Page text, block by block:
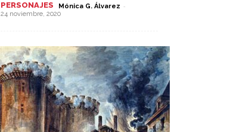
PERSONAJES Mónica G. Álvarez -
24 noviembre, 2020